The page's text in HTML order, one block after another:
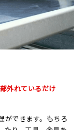
外れているだけ
ができます。もちろ